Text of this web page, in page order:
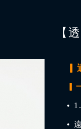
【
▎
▎
•
•